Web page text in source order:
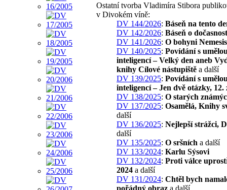
Ostatní tvorba Vladimíra Stibora
v Divokém víně:
DV 144/2026: Báseň na tento
DV 142/2026: Báseň o
DV 141/2026: O bohyni Nemesis
DV 140/2025: Povídání s
inteligencí – Velký den aneb
knihy Cílové nástupiště a další
DV 139/2025: Povídání s
inteligencí – Jen dvě otázky, 12.
DV 138/2025: O starých
DV 137/2025: Osamělá, Knihy
další
DV 136/2025: Nejlepší strážci,
další
DV 135/2025: O sršních a další
DV 133/2024: Karlu Sýsovi
DV 132/2024: Proti válce
2024 a další
DV 131/2024: Chtěl bych
pořádný obraz a další